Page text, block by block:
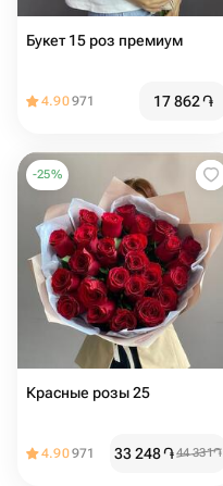
Букет 15 роз премиум
4.90971 17 862֏
-25%
Красные розы 25
4.90971 33 248֏44 331֏